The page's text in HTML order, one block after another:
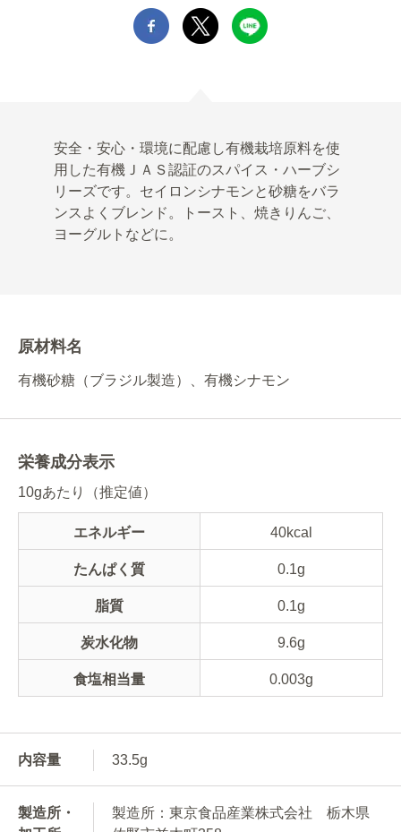
安全・安心・環境に配慮し有機栽培原料を使
用した有機ＪＡＳ認証のスパイス・ハーブシ
リーズです。セイロンシナモンと砂糖をバラ
ンスよくブレンド。トースト、焼きりんご、
ヨーグルトなどに。
原材料名
有機砂糖（ブラジル製造）、有機シナモン
栄養成分表示
10gあたり（推定値）
エネルギー 40kcal
たんぱく質 0.1g
脂質 0.1g
炭水化物 9.6g
食塩相当量 0.003g
内容量 33.5g
製造所・
製造所：東京食品産業株式会社 栃木県